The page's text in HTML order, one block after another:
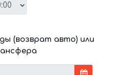
(возврат авто) или